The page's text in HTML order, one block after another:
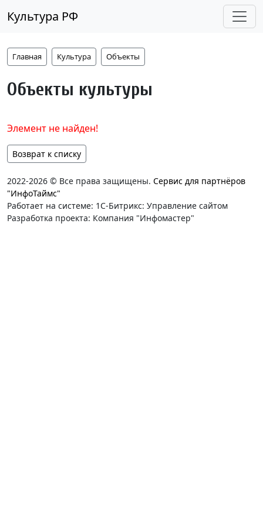
Культура РФ
Главная Культура Объекты
Объекты культуры
Элемент не найден!
Возврат к списку
2022-2026 © Все права защищены. Сервис для партнёров
"ИнфоТаймс"
Работает на системе: 1С-Битрикс: Управление сайтом
Разработка проекта: Компания "Инфомастер"